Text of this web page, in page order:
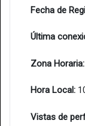
Fecha de
Última
Zona Horaria:
Hora Local:
Vistas de